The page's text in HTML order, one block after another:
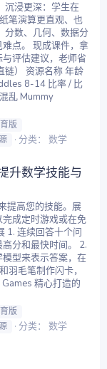
沉浸更深：学生在
笔演算更直观、也
分数、几何、数据分
点。 现成课件，拿
评估建议，老师省
链） 资源名称 年龄
8-14 比率 / 比
乱 Mummy
版
分类： 数学
升数学技能与
提高您的技能。展
成定时游戏或在免
1. 连续回答十个问
分和最快时间。 2.
型来表示答案，在
羽毛笔制作闪卡，
精心打造的
版
分类： 数学